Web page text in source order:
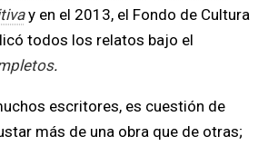
y en el 2013, el Fondo de Cultura
todos los relatos bajo el
.
más de una obra que de otras;